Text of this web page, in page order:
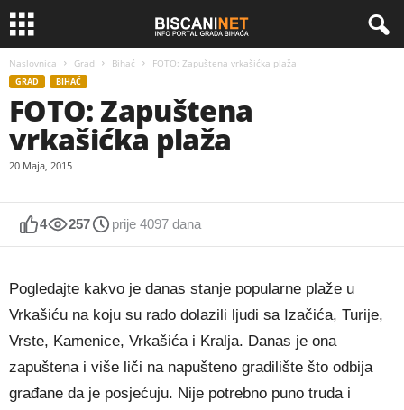
Naslovnica Grad Bihać FOTO: Zapuštena vrkašićka plaža
GRAD BIHAĆ
FOTO: Zapuštena
vrkašićka plaža
20 Maja, 2015
4 257 prije 4097 dana
Pogledajte kakvo je danas stanje popularne plaže u
Vrkašiću na koju su rado dolazili ljudi sa Izačića, Turije,
Vrste, Kamenice, Vrkašića i Kralja. Danas je ona
zapuštena i više liči na napušteno gradilište što odbija
građane da je posjećuju. Nije potrebno puno truda i